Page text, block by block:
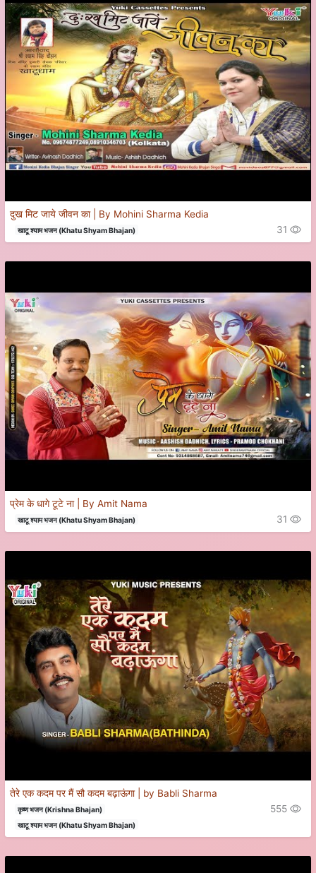
दुख मिट जाये जीवन का | By Mohini Sharma Kedia
खाटू श्याम भजन (Khatu Shyam Bhajan) 31
प्रेम के धागे टूटे ना | By Amit Nama
खाटू श्याम भजन (Khatu Shyam Bhajan) 31
तेरे एक कदम पर मैं सौ कदम बढ़ाऊंगा | by Babli Sharma
कृष्ण भजन (Krishna Bhajan)
खाटू श्याम भजन (Khatu Shyam Bhajan)
555